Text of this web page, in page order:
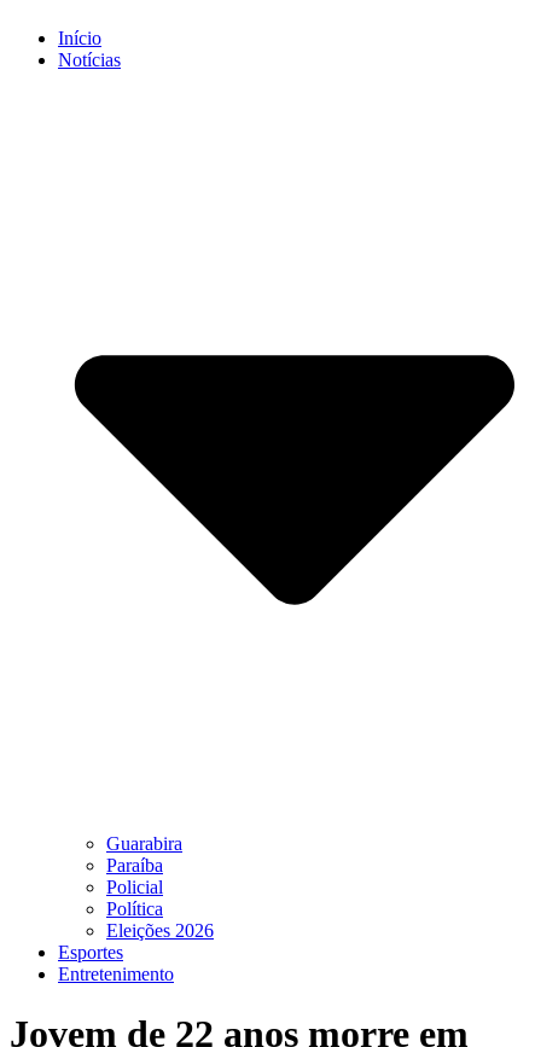
Início
Notícias
Guarabira
Paraíba
Policial
Política
Eleições 2026
Esportes
Entretenimento
Jovem de 22 anos morre em